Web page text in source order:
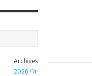
Archives
יולי 2026